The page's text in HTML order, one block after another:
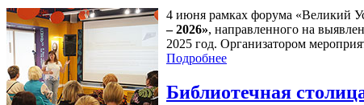
4 июня рамках форума «Великий
– 2026», направленного на
2025 год. Организатором
Подробнее
Библиотечная